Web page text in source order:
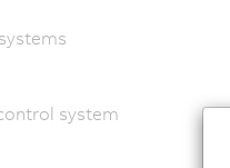
system